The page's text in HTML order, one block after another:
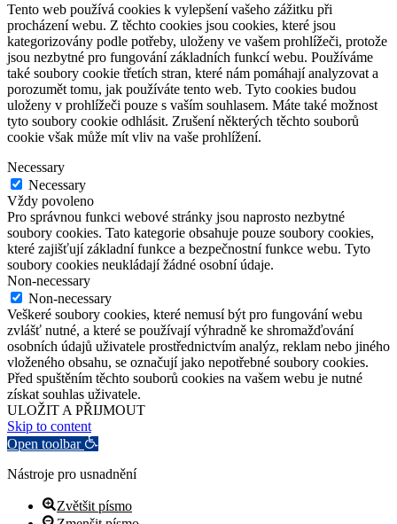
Tento web používá cookies k vylepšení vašeho zážitku při
procházení webu. Z těchto cookies jsou cookies, které jsou
kategorizovány podle potřeby, uloženy ve vašem prohlížeči, protože
jsou nezbytné pro fungování základních funkcí webu. Používáme
také soubory cookie třetích stran, které nám pomáhají analyzovat a
porozumět tomu, jak používáte tento web. Tyto cookies budou
uloženy v prohlížeči pouze s vaším souhlasem. Máte také možnost
tyto soubory cookie odhlásit. Zrušení některých těchto souborů
cookie však může mít vliv na vaše prohlížení.
Necessary
Necessary
Vždy povoleno
Pro správnou funkci webové stránky jsou naprosto nezbytné
soubory cookies. Tato kategorie obsahuje pouze soubory cookies,
které zajišťují základní funkce a bezpečnostní funkce webu. Tyto
soubory cookies neukládají žádné osobní údaje.
Non-necessary
Non-necessary
Veškeré soubory cookies, které nemusí být pro fungování webu
zvlášť nutné, a které se používají výhradně ke shromažďování
osobních údajů uživatele prostřednictvím analýz, reklam nebo jiného
vloženého obsahu, se označují jako nepotřebné soubory cookies.
Před spuštěním těchto souborů cookies na vašem webu je nutné
získat souhlas uživatele.
ULOŽIT A PŘIJMOUT
Skip to content
Open toolbar
Nástroje pro usnadnění
Zvětšit písmo